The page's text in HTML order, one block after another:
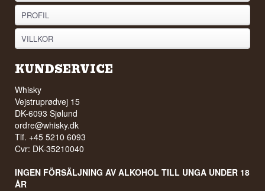
PROFIL
VILLKOR
KUNDSERVICE
Whisky
Vejstruprødvej 15
DK-6093 Sjølund
ordre@whisky.dk
Tlf. +45 5210 6093
Cvr: DK-35210040
INGEN FÖRSÄLJNING AV ALKOHOL TILL UNGA UNDER 18
ÅR